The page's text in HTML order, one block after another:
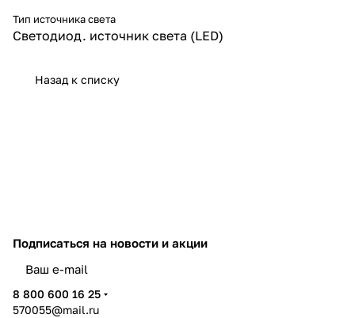
Тип источника света
Светодиод. источник света (LED)
Назад к списку
Подписаться на новости и акции
8 800 600 16 25
570055@mail.ru